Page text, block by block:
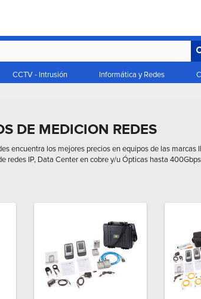
CCTV - Intrusión Informática y Redes
DE MEDICION REDES
encuentra los mejores precios en equipos de las marcas
redes IP, Data Center en cobre y/u Ópticas hasta 400Gbps